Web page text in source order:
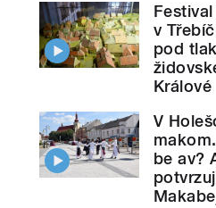
v
pod
Králové
V
be av?